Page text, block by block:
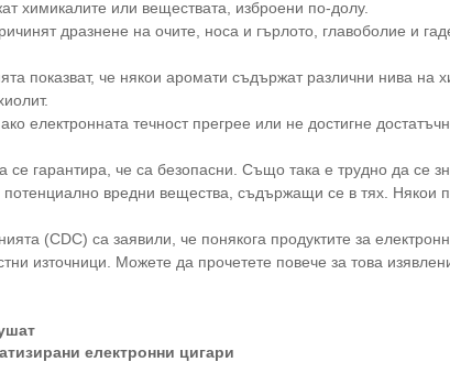
химикалите или веществата, изброени по-долу.
дразнене на очите, носа и гърлото, главоболие и
показват, че някои аромати съдържат различни нива на
електронната течност прегрее или не достигне
гарантира, че са безопасни. Също така е трудно да се
вредни вещества, съдържащи се в тях. Някои
(CDC) са заявили, че понякога продуктите за
източници. Можете да прочетете повече за това
електронни цигари